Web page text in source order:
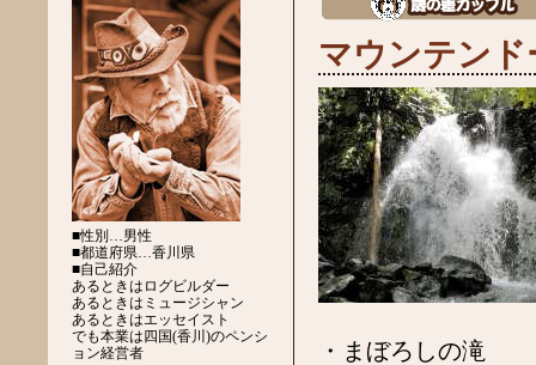
■性別…男性
■都道府県…香川県
■自己紹介
あるときはログビルダー
あるときはミュージシャン
あるときはエッセイスト
でも本業は四国(香川)のペンシ
ョン経営者
マウンテン
・まぼろしの滝